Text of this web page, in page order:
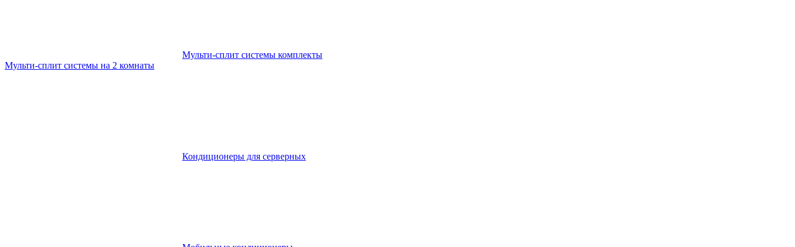
Мульти-сплит системы комплекты
Мульти-сплит системы на 2 комнаты
Кондиционеры для серверных